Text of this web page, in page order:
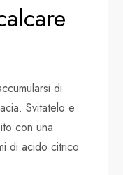
di
Svitatelo e
con una
di acido citrico